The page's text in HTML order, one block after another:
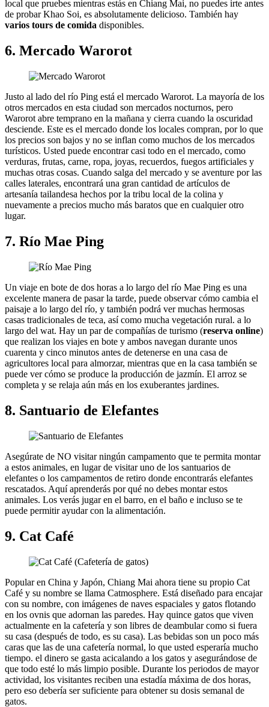
local que pruebes mientras estás en Chiang Mai, no puedes irte antes
de probar Khao Soi, es absolutamente delicioso. También hay
varios tours de comida disponibles.
6. Mercado Warorot
Justo al lado del río Ping está el mercado Warorot. La mayoría de los
otros mercados en esta ciudad son mercados nocturnos, pero
Warorot abre temprano en la mañana y cierra cuando la oscuridad
desciende. Este es el mercado donde los locales compran, por lo que
los precios son bajos y no se inflan como muchos de los mercados
turísticos. Usted puede encontrar casi todo en el mercado, como
verduras, frutas, carne, ropa, joyas, recuerdos, fuegos artificiales y
muchas otras cosas. Cuando salga del mercado y se aventure por las
calles laterales, encontrará una gran cantidad de artículos de
artesanía tailandesa hechos por la tribu local de la colina y
nuevamente a precios mucho más baratos que en cualquier otro
lugar.
7. Río Mae Ping
Un viaje en bote de dos horas a lo largo del río Mae Ping es una
excelente manera de pasar la tarde, puede observar cómo cambia el
paisaje a lo largo del río, y también podrá ver muchas hermosas
casas tradicionales de teca, así como mucha vegetación rural. a lo
largo del wat. Hay un par de compañías de turismo (reserva online)
que realizan los viajes en bote y ambos navegan durante unos
cuarenta y cinco minutos antes de detenerse en una casa de
agricultores local para almorzar, mientras que en la casa también se
puede ver cómo se produce la producción de jazmín. El arroz se
completa y se relaja aún más en los exuberantes jardines.
8. Santuario de Elefantes
Asegúrate de NO visitar ningún campamento que te permita montar
a estos animales, en lugar de visitar uno de los santuarios de
elefantes o los campamentos de retiro donde encontrarás elefantes
rescatados. Aquí aprenderás por qué no debes montar estos
animales. Los verás jugar en el barro, en el baño e incluso se te
puede permitir ayudar con la alimentación.
9. Cat Café
Popular en China y Japón, Chiang Mai ahora tiene su propio Cat
Café y su nombre se llama Catmosphere. Está diseñado para encajar
con su nombre, con imágenes de naves espaciales y gatos flotando
en los ovnis que adornan las paredes. Hay quince gatos que viven
actualmente en la cafetería y son libres de deambular como si fuera
su casa (después de todo, es su casa). Las bebidas son un poco más
caras que las de una cafetería normal, lo que usted esperaría mucho
tiempo. el dinero se gasta acicalando a los gatos y asegurándose de
que todo esté lo más limpio posible. Durante los periodos de mayor
actividad, los visitantes reciben una estadía máxima de dos horas,
pero eso debería ser suficiente para obtener su dosis semanal de
gatos.